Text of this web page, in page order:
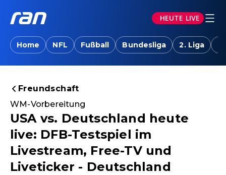
HEUTE LIVE
Home NFL Fußball Bundesliga 2. Liga
Freundschaft
WM-Vorbereitung
USA vs. Deutschland heute
live: DFB-Testspiel im
Livestream, Free-TV und
Liveticker - Deutschland